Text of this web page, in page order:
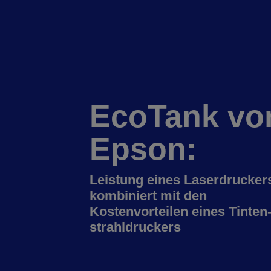
EcoTank
Epson:
Leistung eines
kombiniert mit den
Kostenvorteilen eines Tinten­
strahldruckers